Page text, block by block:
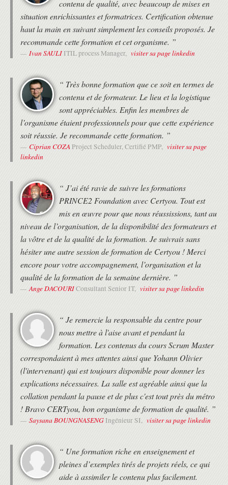
Initialiser le projet, le planifier, le diriger, le
contrôler et le clôturer.
Revue des acteurs. Relations entre les
processus, les livrables, les rôles et la
dimension managériale d'un projet.
Organisation.
Plans. Conception. Définition et analyse des
produits.
Gestion des risques. Analyse. Prévention.
Assurer la qualité.
Gestion du changement. Suivi.
La certification Prince2® Practitioner
Examen blanc dans les conditions réelles de
la certification Practitioner. Corrections des
réponses fausses, argumentation.
Trucs et Astuces pour bien passer et réussir
l'examen.
Révisions pour l'examen PRINCE 2® du
Présentation des typologies de questions
posées à l'examen.
Conseils sur l'organisation pendant l'examen.
Procédures administratives.
Passage de l'examen PRINCE 2® Practitioner.
Cet examen de certification Prince2®
questions.
Chaque question vaut 12 points (note
maximum : 108). Vous êtes autorisé à
consulter votre manuel PRINCE2® lors de
Echanges, Questions sur les problèmes posés
pendant la certification, les modalités de
Les fondamentaux du management de projet
La définition d'un projet, d'un programme, d'un
portefeuille de projet
contenu de qualité, avec beaucoup de mises en
situation enrichissantes et formatrices. Certification obtenue
haut la main en suivant simplement les conseils proposés. Je
recommande cette formation et cet organisme. ”
Ivan SAULI ITIL process Manager, visiter sa page linkedin
“ Très bonne formation que ce soit en termes de
contenu et de formateur. Le lieu et la logistique
sont appréciables. Enfin les membres de
l’organisme étaient professionnels pour que cette expérience
soit réussie. Je recommande cette formation. ”
Ciprian COZA Project Scheduler, Certifié PMP, visiter sa page
linkedin
“ J’ai été ravie de suivre les formations
PRINCE2 Foundation avec Certyou. Tout est
mis en œuvre pour que nous réussissions, tant au
niveau de l’organisation, de la disponibilité des formateurs et
la vôtre et de la qualité de la formation. Je suivrais sans
hésiter une autre session de formation de Certyou ! Merci
encore pour votre accompagnement, l’organisation et la
qualité de la formation de la semaine dernière. ”
Ange DACOURIConsultant Senior IT, visiter sa page linkedin
“ Je remercie la responsable du centre pour
nous mettre à l'aise avant et pendant la
formation. Les contenus du cours Scrum Master
correspondaient à mes attentes ainsi que Yohann Olivier
(l'intervenant) qui est toujours disponible pour donner les
explications nécessaires. La salle est agréable ainsi que la
collation pendant la pause et de plus c'est tout près du métro
! Bravo CERTyou, bon organisme de formation de qualité. ”
Saysana BOUNGNASENGIngénieur SI, visiter sa page linkedin
“ Une formation riche en enseignement et
pleines d’exemples tirés de projets réels, ce qui
aide à assimiler le contenu plus facilement.